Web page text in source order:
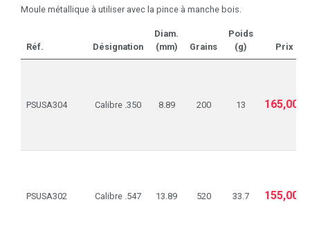
Moule métallique à utiliser avec la pince à manche bois.
Réf. Désignation
Diam.
(mm)
Grains
Poids
(g)
Prix
PSUSA304 Calibre .350 8.89 200 13 165,00€
PSUSA302 Calibre .547 13.89 520 33.7 155,00€